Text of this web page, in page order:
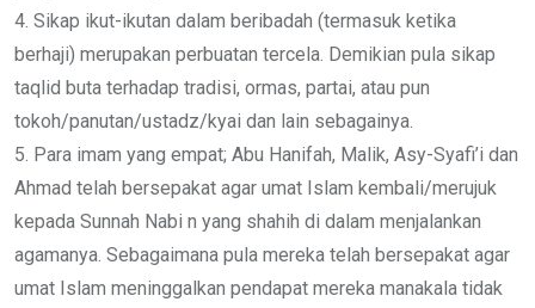
4. Sikap ikut-ikutan dalam beribadah (termasuk ketika
berhaji) merupakan perbuatan tercela. Demikian pula sikap
taqlid buta terhadap tradisi, ormas, partai, atau pun
tokoh/panutan/ustadz/kyai dan lain sebagainya.
5. Para imam yang empat; Abu Hanifah, Malik, Asy-Syafi’i dan
Ahmad telah bersepakat agar umat Islam kembali/merujuk
kepada Sunnah Nabi n yang shahih di dalam menjalankan
agamanya. Sebagaimana pula mereka telah bersepakat agar
umat Islam meninggalkan pendapat mereka manakala tidak